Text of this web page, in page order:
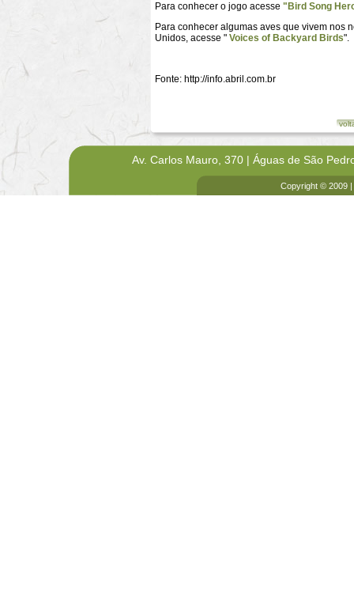
Para conhecer o jogo acesse "Bird Song
Para conhecer algumas aves que vivem nos
Unidos, acesse " Voices of Backyard Birds".
Fonte: http://info.abril.com.br
Av. Carlos Mauro, 370 | Águas de São
Copyright © 2009